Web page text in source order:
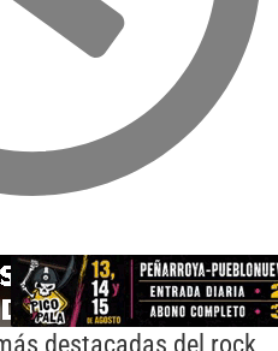
destacadas del rock